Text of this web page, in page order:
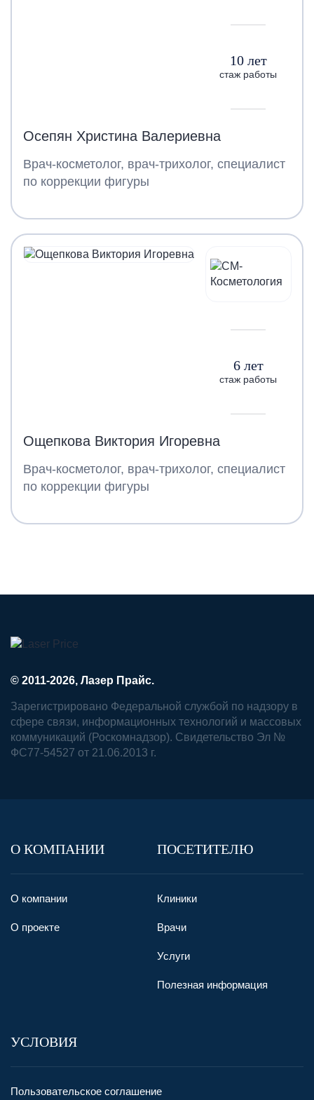
10 лет
стаж работы
Осепян Христина Валериевна
Врач-косметолог, врач-трихолог, специалист
по коррекции фигуры
6 лет
стаж работы
Ощепкова Виктория Игоревна
Врач-косметолог, врач-трихолог, специалист
по коррекции фигуры
© 2011-2026, Лазер Прайс.
Зарегистрировано Федеральной службой по надзору в
сфере связи, информационных технологий и массовых
коммуникаций (Роскомнадзор). Свидетельство Эл №
ФС77-54527 от 21.06.2013 г.
О КОМПАНИИ
О компании
О проекте
ПОСЕТИТЕЛЮ
Клиники
Врачи
Услуги
Полезная информация
УСЛОВИЯ
Пользовательское соглашение